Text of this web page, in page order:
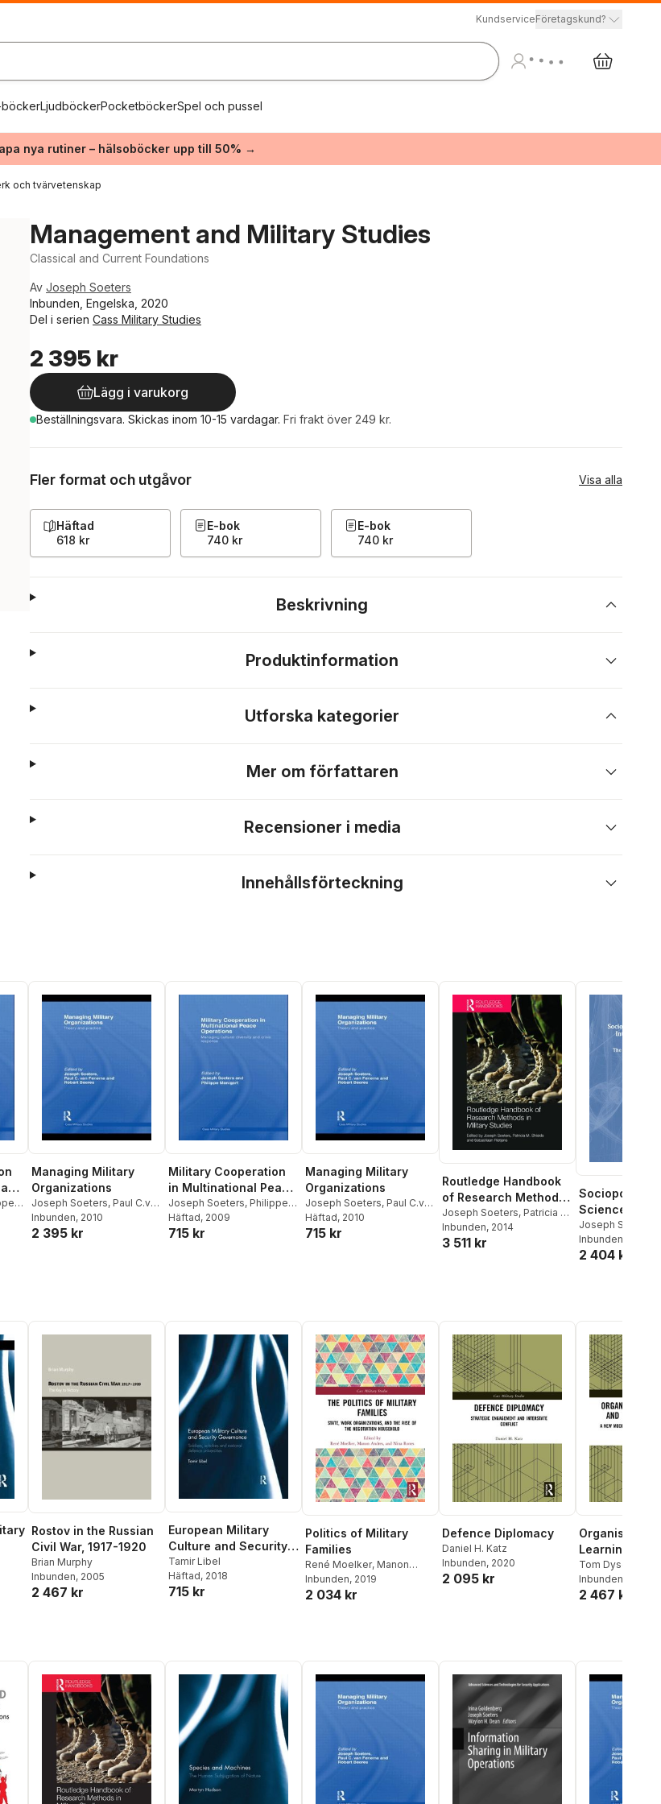
KundserviceFöretagskund?
böckerLjudböckerPocketböckerSpel och pussel
nya rutiner – hälsoböcker upp till 50% →
och tvärvetenskap
Management and Military Studies
Classical and Current Foundations
Av Joseph Soeters
Inbunden, Engelska, 2020
Del i serien Cass Military Studies
2 395 kr
Lägg i varukorg
Beställningsvara. Skickas inom 10-15 vardagar. Fri frakt över 249 kr.
Fler format och utgåvor Visa alla
Häftad
618 kr
E-bok
740 kr
E-bok
740 kr
Beskrivning
Produktinformation
Utforska kategorier
Mer om författaren
Recensioner i media
Innehållsförteckning
Managing Military
Organizations
Joseph Soeters, Paul C.van
Fenema,Robert Beeres
Inbunden, 2010
2 395 kr
Military Cooperation
in Multinational Peace
Operations
Joseph Soeters, Philippe
Manigart
Häftad, 2009
715 kr
Managing Military
Organizations
Joseph Soeters, Paul C.van
Fenema,Robert Beeres
Häftad, 2010
715 kr
Routledge Handbook
of Research Methods
in Military Studies
Joseph Soeters, Patricia M.
Shields,Sebastiaan
Rietjens
Inbunden, 2014
3 511 kr
Sociopolitical
Sciences and
International
Affairs
Joseph Soeters
Inbunden
2 404 kr
Rostov in the Russian
Civil War, 1917-1920
Brian Murphy
Inbunden, 2005
2 467 kr
European Military
Culture and Security
Governance
Tamir Libel
Häftad, 2018
715 kr
Politics of Military
Families
René Moelker, Manon
Andres,Nina Rones
Inbunden, 2019
2 034 kr
Defence Diplomacy
Daniel H. Katz
Inbunden, 2020
2 095 kr
Learning and
Modern Army
Tom Dyson
Inbunden
2 467 kr